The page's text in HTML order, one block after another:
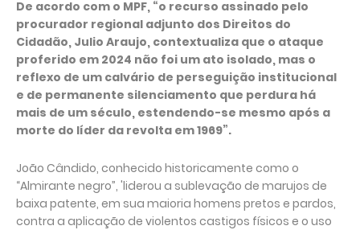
De acordo com o MPF, “o recurso assinado pelo
procurador regional adjunto dos Direitos do
Cidadão, Julio Araujo, contextualiza que o ataque
proferido em 2024 não foi um ato isolado, mas o
reflexo de um calvário de perseguição institucional
e de permanente silenciamento que perdura há
mais de um século, estendendo-se mesmo após a
morte do líder da revolta em 1969”.
João Cândido, conhecido historicamente como o
“Almirante negro”, 'liderou a sublevação de marujos de
baixa patente, em sua maioria homens pretos e pardos,
contra a aplicação de violentos castigos físicos e o uso